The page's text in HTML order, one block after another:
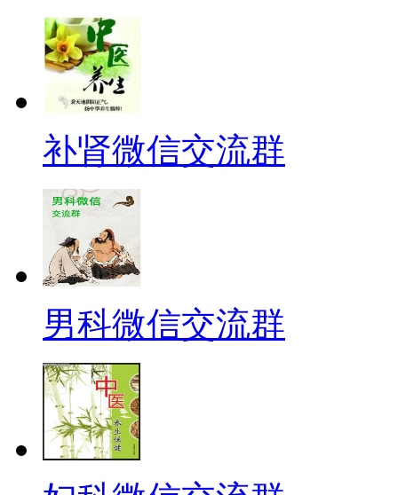
补肾微信交流群
男科微信交流群